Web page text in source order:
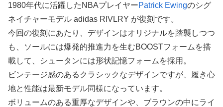
1980年代に活躍したNBAプレイヤーPatrick Ewingのシグ
ネイチャーモデル adidas RIVLRY が復刻です。
今回の復刻にあたり、デザインはオリジナルを踏襲しつつ
も、ソールには爆発的推進力を生むBOOSTフォームを搭
載して、シュータンには形状記憶フォームを採用。
ビンテージ感のあるクラシックなデザインですが、履き心
地と性能は最新モデル同様になっています。
ボリュームのある重厚なデザインや、ブラウンの中にライ